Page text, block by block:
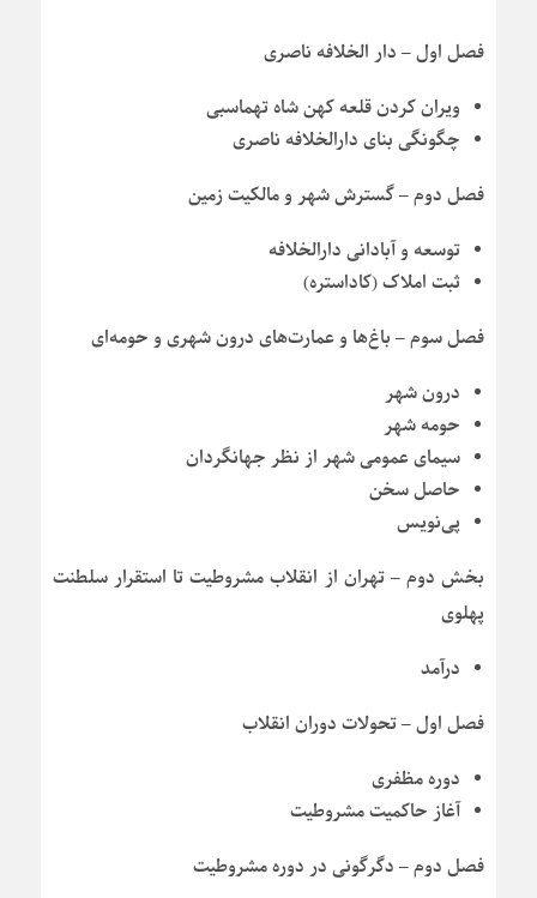
فصل اول – دار الخلافه ناصری
ویران کردن قلعه کهن شاه تهماسبی
چگونگی بنای دارالخلافه ناصری
فصل دوم – گسترش شهر و مالکیت زمین
توسعه و آبادانی دارالخلافه
ثبت املاک (کاداستره)
فصل سوم – باغ‌ها و عمارت‌های درون شهری و حومه‌ای
درون شهر
حومه شهر
سیمای عمومی شهر از نظر جهانگردان
حاصل سخن
پی‌نویس
بخش دوم – تهران از انقلاب مشروطیت تا استقرار سلطنت
پهلوی
درآمد
فصل اول – تحولات دوران انقلاب
دوره مظفری
آغاز حاکمیت مشروطیت
فصل دوم – دگرگونی در دوره مشروطیت